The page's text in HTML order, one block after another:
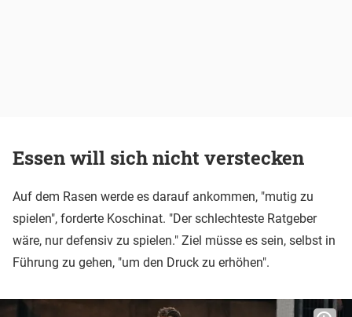
Essen will sich nicht verstecken
Auf dem Rasen werde es darauf ankommen, "mutig zu
spielen", forderte Koschinat. "Der schlechteste Ratgeber
wäre, nur defensiv zu spielen." Ziel müsse es sein, selbst in
Führung zu gehen, "um den Druck zu erhöhen".